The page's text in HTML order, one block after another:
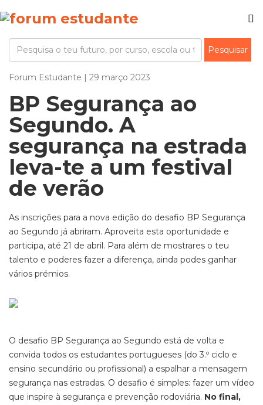
Forum Estudante | 29 março 2023
BP Segurança ao
Segundo. A
segurança na estrada
leva-te a um festival
de verão
As inscrições para a nova edição do desafio BP Segurança
ao Segundo já abriram. Aproveita esta oportunidade e
participa, até 21 de abril. Para além de mostrares o teu
talento e poderes fazer a diferença, ainda podes ganhar
vários prémios.
O desafio BP Segurança ao Segundo está de volta e
convida todos os estudantes portugueses (do 3.º ciclo e
ensino secundário ou profissional) a espalhar a mensagem
segurança nas estradas. O desafio é simples: fazer um vídeo
que inspire à segurança e prevenção rodoviária. No final,